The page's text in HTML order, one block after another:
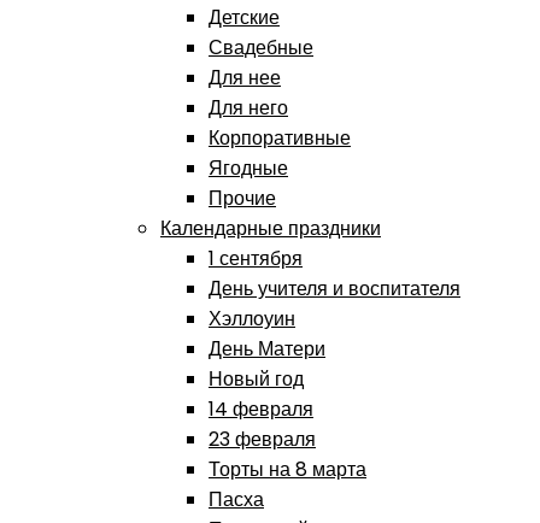
Детские
Свадебные
Для нее
Для него
Корпоративные
Ягодные
Прочие
Календарные праздники
1 сентября
День учителя и воспитателя
Хэллоуин
День Матери
Новый год
14 февраля
23 февраля
Торты на 8 марта
Пасха